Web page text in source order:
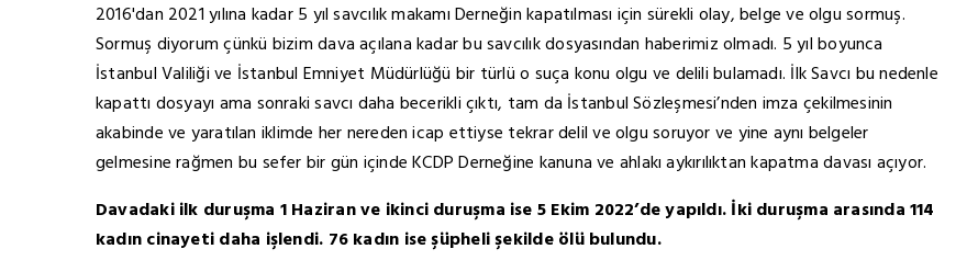
2016'dan 2021 yılına kadar 5 yıl savcılık makamı Derneğin kapatılması için sürekli olay, belge ve olgu sormuş.
Sormuş diyorum çünkü bizim dava açılana kadar bu savcılık dosyasından haberimiz olmadı. 5 yıl boyunca
İstanbul Valiliği ve İstanbul Emniyet Müdürlüğü bir türlü o suça konu olgu ve delili bulamadı. İlk Savcı bu nedenle
kapattı dosyayı ama sonraki savcı daha becerikli çıktı, tam da İstanbul Sözleşmesi’nden imza çekilmesinin
akabinde ve yaratılan iklimde her nereden icap ettiyse tekrar delil ve olgu soruyor ve yine aynı belgeler
gelmesine rağmen bu sefer bir gün içinde KCDP Derneğine kanuna ve ahlakı aykırılıktan kapatma davası açıyor.
Davadaki ilk duruşma 1 Haziran ve ikinci duruşma ise 5 Ekim 2022’de yapıldı. İki duruşma arasında 114
kadın cinayeti daha işlendi. 76 kadın ise şüpheli şekilde ölü bulundu.